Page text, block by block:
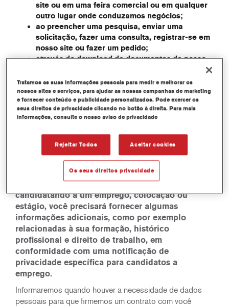
site ou em uma feira comercial ou em qualquer
outro lugar onde conduzamos negócios;
ao preencher uma pesquisa, enviar uma
solicitação, fazer uma consulta, registrar-se em
nosso site ou fazer um pedido;
através do download de documentos de nosso
através do cadastramento em boletins
informativos ou outras comunicações;
ao entrar em contato conosco por telefone, e-
mail ou de outra forma utilizando nossos dados
de contato; ou
podem incluir nome, empresa, endereço comercial,
número de telefone e endereço de e-mail e quaisquer
informações pessoais necessárias para solucionar
solicitações ou reclamações.Quando você estiver se
candidatando a um emprego, colocação ou
estágio, você precisará fornecer algumas
informações adicionais, como por exemplo
relacionadas à sua formação, histórico
profissional e direito de trabalho, em
conformidade com uma notificação de
privacidade específica para candidatos a
emprego.
Informaremos quando houver a necessidade de dados
pessoais para que firmemos um contrato com você
Tratamos as suas informações pessoais para medir e melhorar os
nossos sites e serviços, para ajudar as nossas campanhas de marketing
e fornecer conteúdo e publicidade personalizados. Pode exercer os
seus direitos de privacidade clicando no botão à direita. Para mais
informações, consulte o nosso aviso de privacidade
Rejeitar Todos Aceitar cookies
Os seus direitos privacidade